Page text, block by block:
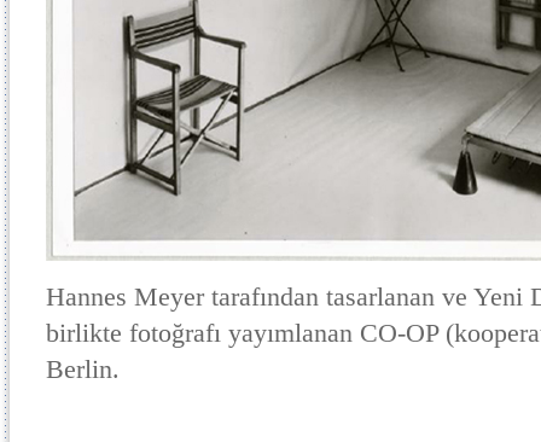
Hannes Meyer tarafından tasarlanan ve Yeni
birlikte fotoğrafı yayımlanan CO-OP
Berlin.